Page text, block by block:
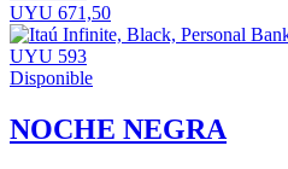
UYU 671,50
UYU 593
Disponible
NOCHE NEGRA